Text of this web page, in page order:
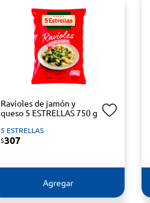
Ravioles de jamón y
queso 5 ESTRELLAS 750 g
5 ESTRELLAS
$307
Agregar